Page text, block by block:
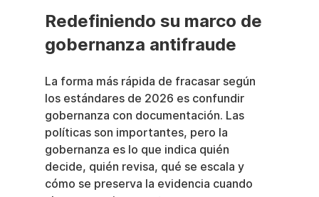
Redefiniendo su marco de
gobernanza antifraude
La forma más rápida de fracasar según
los estándares de 2026 es confundir
gobernanza con documentación. Las
políticas son importantes, pero la
gobernanza es lo que indica quién
decide, quién revisa, qué se escala y
cómo se preserva la evidencia cuando